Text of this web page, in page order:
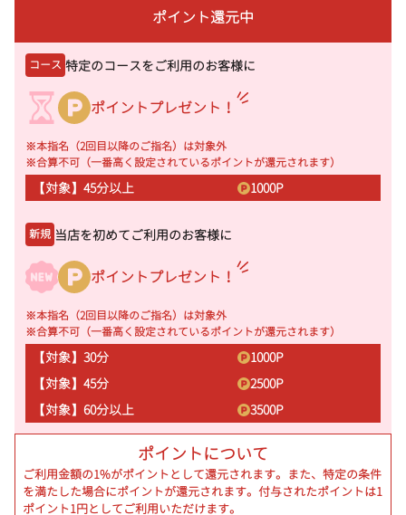
ポイント還元中
コース 特定のコースをご利用のお客様に
ポイントプレゼント！
※本指名（2回目以降のご指名）は対象外
※合算不可（一番高く設定されているポイントが還元されます）
【対象】45分以上 1000P
新規 当店を初めてご利用のお客様に
ポイントプレゼント！
※本指名（2回目以降のご指名）は対象外
※合算不可（一番高く設定されているポイントが還元されます）
【対象】30分 1000P
【対象】45分
2500P
【対象】60分以上
3500P
ポイントについて
ご利用金額の1%がポイントとして還元されます。また、特定の条件
を満たした場合にポイントが還元されます。付与されたポイントは1
ポイント1円としてご利用いただけます。